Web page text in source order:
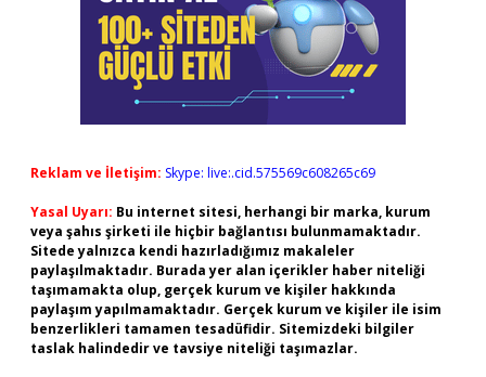
Reklam ve İletişim: Skype: live:.cid.575569c608265c69
Yasal Uyarı: Bu internet sitesi, herhangi bir marka, kurum
veya şahıs şirketi ile hiçbir bağlantısı bulunmamaktadır.
Sitede yalnızca kendi hazırladığımız makaleler
paylaşılmaktadır. Burada yer alan içerikler haber niteliği
taşımamakta olup, gerçek kurum ve kişiler hakkında
paylaşım yapılmamaktadır. Gerçek kurum ve kişiler ile isim
benzerlikleri tamamen tesadüfidir. Sitemizdeki bilgiler
taslak halindedir ve tavsiye niteliği taşımazlar.